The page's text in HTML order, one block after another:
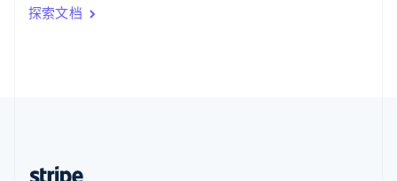
探索文档
English